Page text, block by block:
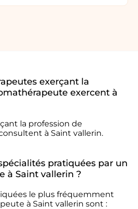
exerçant la
exercent à
la profession de
à Saint vallerin.
pratiquées par un
à Saint vallerin ?
le plus fréquemment
à Saint vallerin sont :